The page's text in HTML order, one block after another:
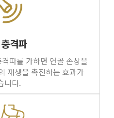
격파
파를 가하면 연골 손상을
재생을 촉진하는 효과가
니다.